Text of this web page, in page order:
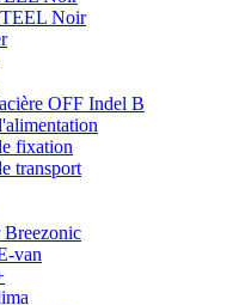
Noir
OFF Indel B
fixation
transport
Breezonic
van